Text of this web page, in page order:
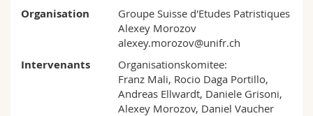
Organisation
Groupe Suisse d'Etudes Patristiques
Alexey Morozov
alexey.morozov@unifr.ch
Intervenants
Organisationskomitee:
Franz Mali, Rocio Daga Portillo,
Andreas Ellwardt, Daniele Grisoni,
Alexey Morozov, Daniel Vaucher